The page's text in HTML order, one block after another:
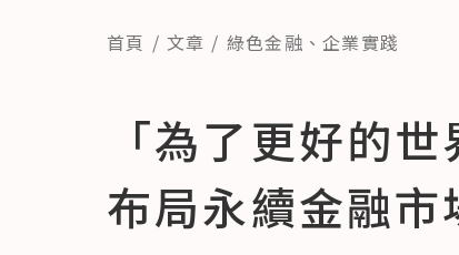
首頁 文章 綠色金融 、企業實踐
「為了更好的
布局永續金融市